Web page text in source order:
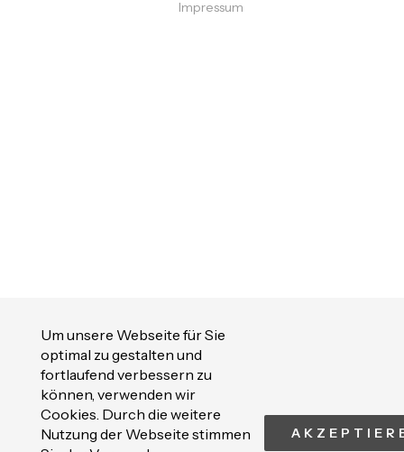
Um unsere Webseite für Sie
optimal zu gestalten und
fortlaufend verbessern zu
können, verwenden wir
Cookies. Durch die weitere
Nutzung der Webseite stimmen
Impressum